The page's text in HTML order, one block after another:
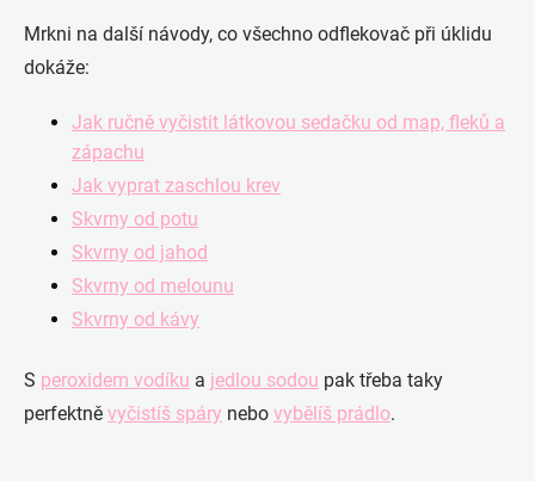
Mrkni na další návody, co všechno odflekovač při úklidu
dokáže:
Jak ručně vyčistit látkovou sedačku od map, fleků a
zápachu
Jak vyprat zaschlou krev
Skvrny od potu
Skvrny od jahod
Skvrny od melounu
Skvrny od kávy
S peroxidem vodíku a jedlou sodou pak třeba taky
perfektně vyčistíš spáry nebo vybělíš prádlo.